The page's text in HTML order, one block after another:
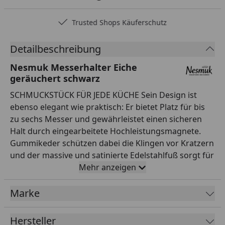
Trusted Shops Käuferschutz
Detailbeschreibung
Nesmuk Messerhalter Eiche
geräuchert schwarz
SCHMUCKSTÜCK FÜR JEDE KÜCHE Sein Design ist
ebenso elegant wie praktisch: Er bietet Platz für bis
zu sechs Messer und gewährleistet einen sicheren
Halt durch eingearbeitete Hochleistungsmagnete.
Gummikeder schützen dabei die Klingen vor Kratzern
und der massive und satinierte Edelstahlfuß sorgt für
einen festen Stand. (Gesamtgewicht Messerhalter:
9,5 kg Maße: T: 11cm B: 27cm H: 32cm) Dank der
Kombinationsmöglichkeiten passt der Nesmuk
Korpus ist wahlweise aus massiver Eiche oder
Mehr anzeigen
Marke
Hersteller